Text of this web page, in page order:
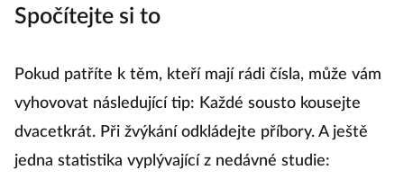
Spočítejte si to
Pokud patříte k těm, kteří mají rádi čísla, může vám
vyhovovat následující tip: Každé sousto kousejte
dvacetkrát. Při žvýkání odkládejte příbory. A ještě
jedna statistika vyplývající z nedávné studie: